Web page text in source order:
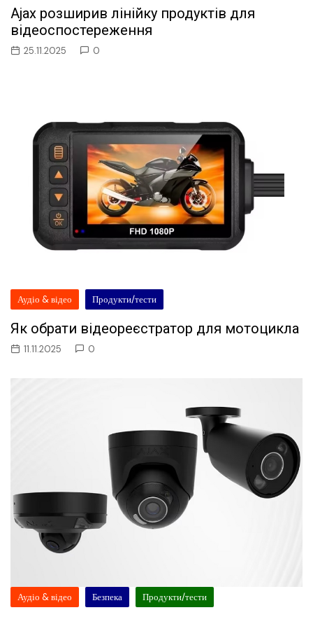
Ajax розширив лінійку продуктів для
відеоспостереження
25.11.2025 0
Аудіо & відео Продукти/тести
Як обрати відеореєстратор для мотоцикла
11.11.2025 0
Аудіо & відео Безпека Продукти/тести